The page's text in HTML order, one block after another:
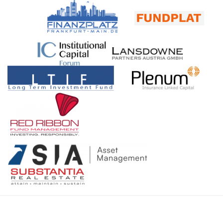
Wolk ist der Umgang mit erratischen Kursbewegungen als
Folge von Krisen absolut nicht neu. In seiner mehr als 30-
jährigen Börsenerfahrung, davon die meiste Zeit als
der Webkonferenz mit Thomas Reinhold am Montag, den 07.
November 2022 von 09.30 Uhr bis 10.30 Uhr, will er den Gästen
vermitteln, wie man bereits im Januar 2022 mit einem
vorausschauenden Risikomanagement Extremrisiken
vorbeugen- und auf der anderen Seite einen positiven Beitrag
zur Renditeerzielung erwirtschaften konnte. Dies illustriert er mit
praktischen Beispielen aus dem von ihm beratenen Fonds. Sie
möchten an dieser Veranstaltung teilnehmen? Sehr gern,
zu Konferenzbeginn am 07.11.2022 angerufen. Die
Anmeldedaten für die Bildschirmpräsentation erhalten Sie
unmittelbar nach Eingang Ihrer Registrierung. Veranstaltung
vom Donner & Reuschel Vermögensverwalter-Hub
zu tun im Bereich Media, beispielsweise jede Woche Interviews
für die Newsletters. Hill: Womit beschäftigen Sie sich, wenn Sie
gerade nicht Veranstaltungen planen, begleiten und moderieren?
Caduff: Wir haben ein Chalet mit grossem Umschwung. Wenn
man mit der Arbeit links fertig ist, beginnt rechts eine neue. Da
es nicht weit von St. Moritz entfernt ist, fahre ich jede freie
Minute ins Engadin. Hier bin ich glücklich. Nebst in Zürich
natürlich, wo ich seit 40 Jahren lebe. Hill: Vielen Dank für das
Gespräch. Ihnen noch viele gute Gespräche bei Ihrem
kommenden Frankfurt-Event! Quelle: www.finanzplatz-
frankfurt.de Thomas J. Caduff ist CEO der Fundplat GmbH. Er
ist seit über 40 Jahren in der Finanzindustrie tätig. Zu seinen
beruflichen Stationen gehörten das Börsenkommissariat des
Kantons Zürich, die Bank Vontobel, die Credit Suisse und die
UBS. Thomas J. Caduff diente ferner drei Jahrzehnte lang in
einer Division und mehreren Brigaden der Schweizer Armee als
Rohstoffe“ (Veranstaltungsreihe – München, Stuttgart, Zürich,
Frankfurt, Köln, Hamburg – FAM Frankfurt Asset Management
AG & SIA Funds AG) – FondsboutiquenFRANKFURT, LUZERN
& KNOWHOW: Blockchain, Startups, Behavioural Finance –
Networking, Ökosysteme & Leidenschaft (INTERVIEW – Jan
Carlos Janke, HSLU – Hochschule Luzern & Swiss Digital
Finance Confererence – Veranstaltungshinweis) –
FondsboutiquenFinanzplatz Frankfurt, Knowhow & Asset
Management (fondsboutiquen.de)FINANZPLATZ FRANKFURT:
ESG, digitale Infrastruktur, Innovation & „Ökosystem Frankfurt“
(Michael Jakobi, contagi Digital Impact Group) –
Fondsboutiquen